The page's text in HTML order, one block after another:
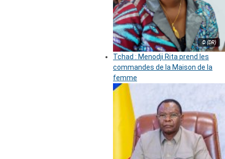
© (DR)
Tchad : Menodji Rita prend les
commandes de la Maison de la
femme